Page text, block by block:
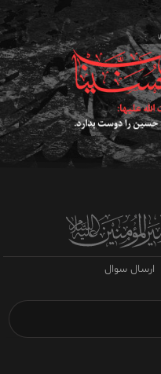
ارسال سوال